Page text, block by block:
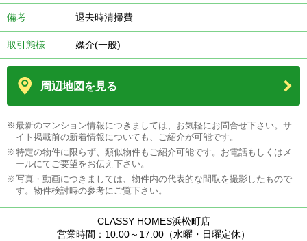
備考 退去時清掃費
取引態様 媒介(一般)
周辺地図を見る
※最新のマンション情報につきましては、お気軽にお問合せ下さい。サ
イト掲載前の新着情報についても、ご紹介が可能です。
※特定の物件に限らず、類似物件もご紹介可能です。お電話もしくはメ
ールにてご要望をお伝え下さい。
※写真・動画につきましては、物件内の代表的な間取を撮影したもので
す。物件検討時の参考にご覧下さい。
CLASSY HOMES浜松町店
営業時間：10:00～17:00（水曜・日曜定休）